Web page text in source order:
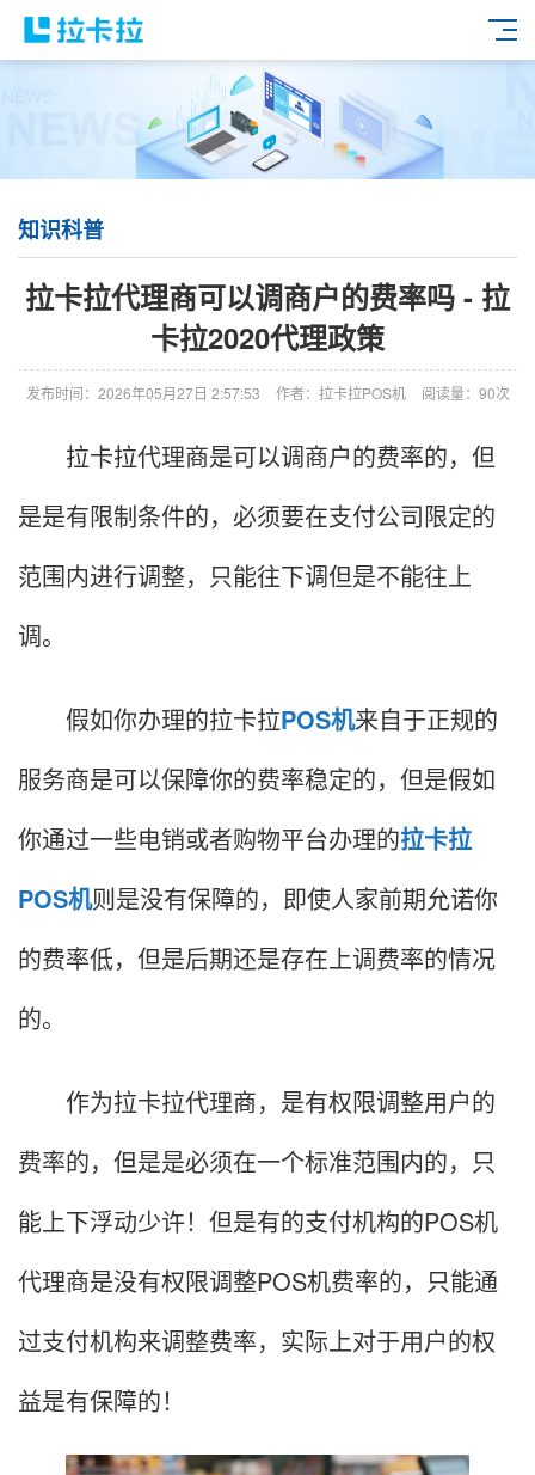
知识科普
拉卡拉代理商可以调商户的费率吗 - 拉
卡拉2020代理政策
发布时间：2026年05月27日 2:57:53 作者：拉卡拉POS机 阅读量：90次
拉卡拉代理商是可以调商户的费率的，但
是是有限制条件的，必须要在支付公司限定的
范围内进行调整，只能往下调但是不能往上
调。
假如你办理的拉卡拉POS机来自于正规的
服务商是可以保障你的费率稳定的，但是假如
你通过一些电销或者购物平台办理的拉卡拉
POS机则是没有保障的，即使人家前期允诺你
的费率低，但是后期还是存在上调费率的情况
的。
作为拉卡拉代理商，是有权限调整用户的
费率的，但是是必须在一个标准范围内的，只
能上下浮动少许！但是有的支付机构的POS机
代理商是没有权限调整POS机费率的，只能通
过支付机构来调整费率，实际上对于用户的权
益是有保障的！